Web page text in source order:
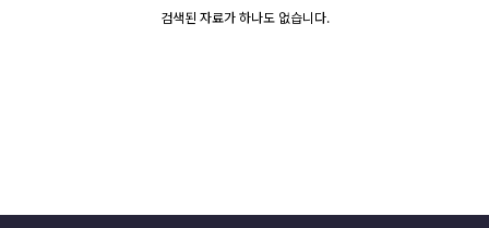
검색된 자료가 하나도 없습니다.